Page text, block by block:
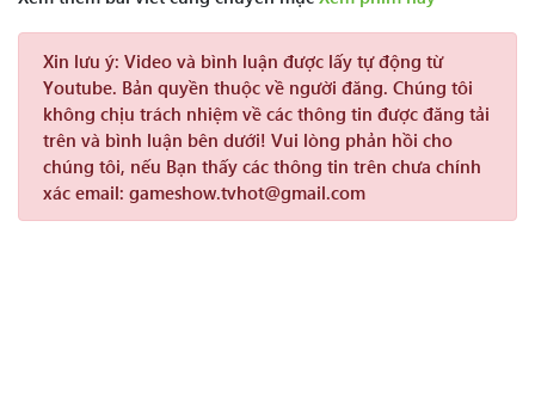
Xin lưu ý: Video và bình luận được lấy tự động từ
Youtube. Bản quyền thuộc về người đăng. Chúng tôi
không chịu trách nhiệm về các thông tin được đăng tải
trên và bình luận bên dưới! Vui lòng phản hồi cho
chúng tôi, nếu Bạn thấy các thông tin trên chưa chính
xác email: gameshow.tvhot@gmail.com